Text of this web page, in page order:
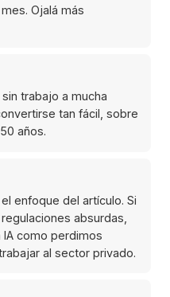
Ojalá más
trabajo a mucha
tan fácil, sobre
años.
enfoque del artículo. Si
absurdas,
como perdimos
al sector privado.